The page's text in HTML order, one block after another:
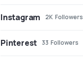
Instagram 2K Followers
Pinterest 33 Followers